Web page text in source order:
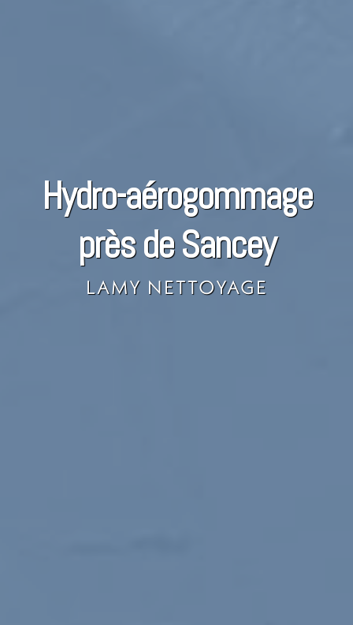
Hydro-aérogommage
près de Sancey
LAMY NETTOYAGE